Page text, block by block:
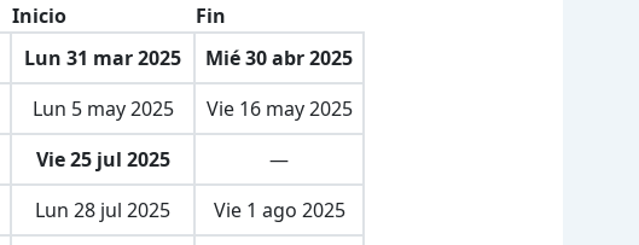
Inicio
Fin
Lun 31 mar 2025
Mié 30 abr 2025
Lun 5 may 2025
Vie 16 may 2025
Vie 25 jul 2025
—
Lun 28 jul 2025
Vie 1 ago 2025